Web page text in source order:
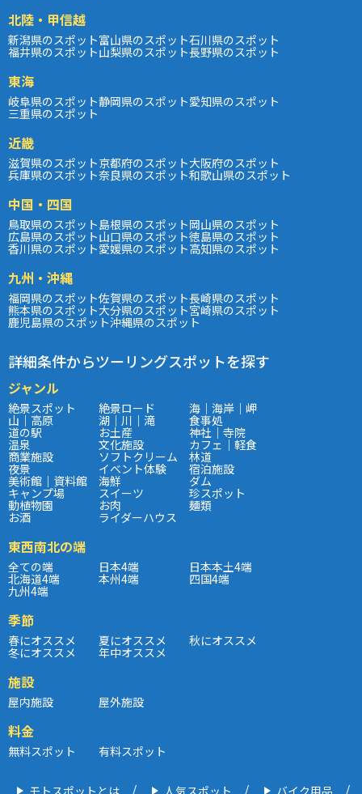
北陸・甲信越
新潟県のスポット富山県のスポット石川県のスポット
福井県のスポット山梨県のスポット長野県のスポット
東海
岐阜県のスポット静岡県のスポット愛知県のスポット
三重県のスポット
近畿
滋賀県のスポット京都府のスポット大阪府のスポット
兵庫県のスポット奈良県のスポット和歌山県のスポット
中国・四国
鳥取県のスポット島根県のスポット岡山県のスポット
広島県のスポット山口県のスポット徳島県のスポット
香川県のスポット愛媛県のスポット高知県のスポット
九州・沖縄
福岡県のスポット佐賀県のスポット長崎県のスポット
熊本県のスポット大分県のスポット宮崎県のスポット
鹿児島県のスポット沖縄県のスポット
詳細条件からツーリングスポットを探す
ジャンル
絶景スポット 絶景ロード 海｜海岸｜岬
山｜高原 湖｜川｜滝 食事処
道の駅 お土産 神社｜寺院
温泉 文化施設 カフェ｜軽食
商業施設 ソフトクリーム 林道
夜景 イベント体験 宿泊施設
美術館｜資料館 海鮮 ダム
キャンプ場 スイーツ 珍スポット
動植物園 お肉 麺類
お酒 ライダーハウス
東西南北の端
全ての端 日本4端 日本本土4端
北海道4端 本州4端 四国4端
九州4端
季節
春にオススメ 夏にオススメ 秋にオススメ
冬にオススメ 年中オススメ
施設
屋内施設 屋外施設
料金
無料スポット 有料スポット
モトスポットとは 人気スポット バイク用品